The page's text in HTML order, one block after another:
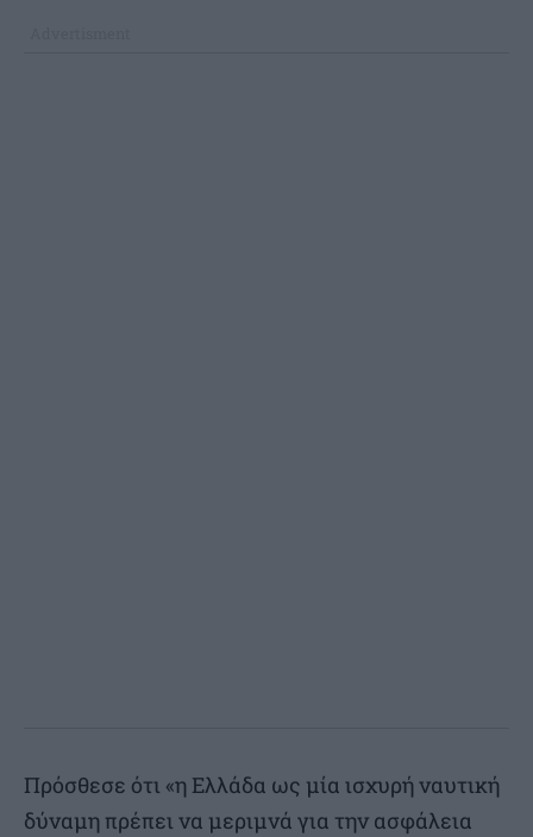
Πρόσθεσε ότι «η Ελλάδα ως μία ισχυρή ναυτική
δύναμη πρέπει να μεριμνά για την ασφάλεια